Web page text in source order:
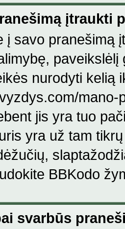
įtraukti
į savo pranešimą
nurodyti kelią
jis yra tuo
yra už tam
BBKodo
svarbūs